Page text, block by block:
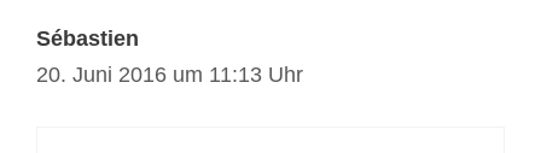
Sébastien
20. Juni 2016 um 11:13 Uhr